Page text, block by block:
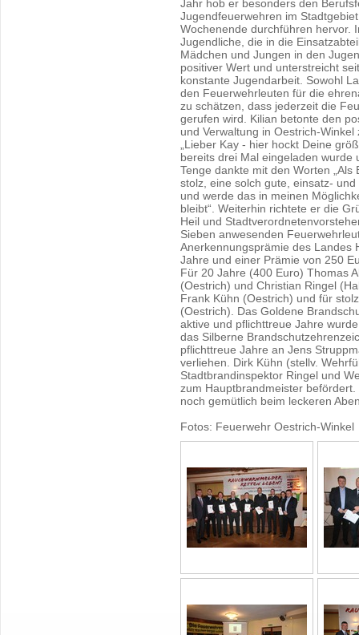
Jahr hob er besonders den
Jugendfeuerwehren im
Wochenende durchführen hervor.
Jugendliche, die in die
Mädchen und Jungen in den
positiver Wert und unterstreicht
konstante Jugendarbeit. Sowohl
den Feuerwehrleuten für die
zu schätzen, dass jederzeit die
gerufen wird. Kilian betonte den
und Verwaltung in Oestrich-
„Lieber Kay - hier hockt Deine
bereits drei Mal eingeladen
Tenge dankte mit den Worten
stolz, eine solch gute, einsatz-
und werde das in meinen
bleibt“. Weiterhin richtete er die
Heil und
Sieben anwesenden
Anerkennungsprämie des Landes
Jahre und einer Prämie von 250
Für 20 Jahre (400 Euro) Thomas
(Oestrich) und Christian Ringel
Frank Kühn (Oestrich) und für
(Oestrich). Das Goldene
aktive und pflichttreue Jahre
das Silberne
pflichttreue Jahre an Jens
verliehen. Dirk Kühn (stellv.
Stadtbrandinspektor Ringel und
zum Hauptbrandmeister
noch gemütlich beim leckeren
Fotos: Feuerwehr Oestrich-Winkel